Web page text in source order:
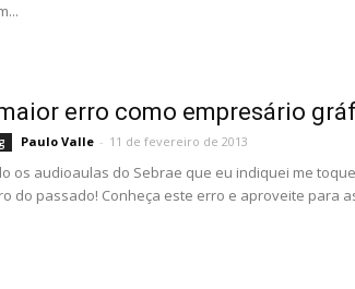
erro como empresário
Paulo Valle - 11 de fevereiro de 2013
os audioaulas do Sebrae que eu indiquei me
do passado! Conheça este erro e aproveite para